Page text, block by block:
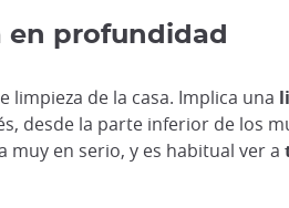
en profundidad
limpieza de la casa. Implica una
desde la parte inferior de los
muy en serio, y es habitual ver a